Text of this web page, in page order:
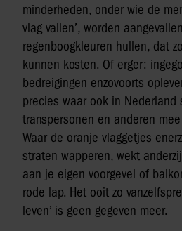
minderheden, onder wie de
vlag vallen’, worden
regenboogkleuren hullen, dat
kunnen kosten. Of erger:
bedreigingen enzovoorts
precies waar ook in Nederland
transpersonen en anderen
Waar de oranje vlaggetjes
straten wapperen, wekt
aan je eigen voorgevel of
rode lap. Het ooit zo
leven’ is geen gegeven meer.